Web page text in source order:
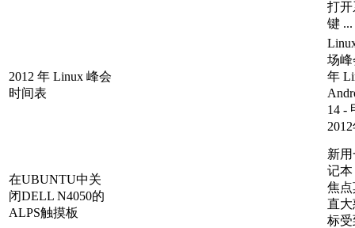
打
键 ...
2012 年 Linux 峰会
时间表
场峰
年
14 -
在UBUNTU中关
闭DELL N4050的
ALPS触摸板
新
记
焦
直
标